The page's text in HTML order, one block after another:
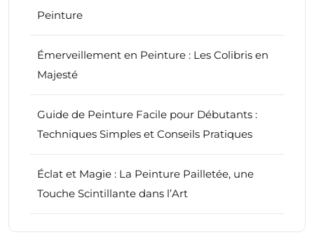
Peinture
Émerveillement en Peinture : Les Colibris en
Majesté
Guide de Peinture Facile pour Débutants :
Techniques Simples et Conseils Pratiques
Éclat et Magie : La Peinture Pailletée, une
Touche Scintillante dans l’Art